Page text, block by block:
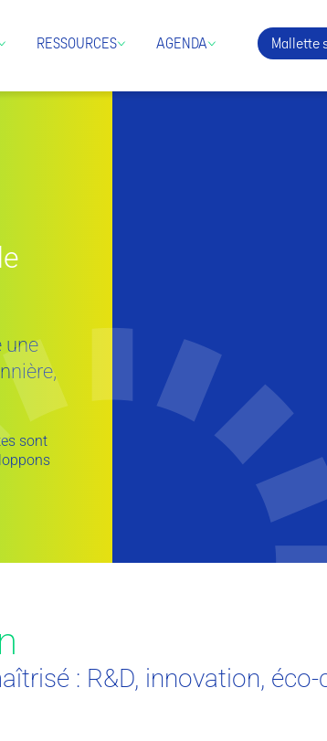
RESSOURCES AGENDA Mallette
une
sont
: R&D, innovation,